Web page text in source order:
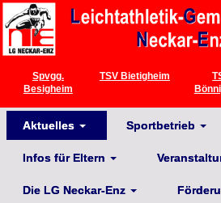
Spvgg.
Besigheim
TSV Bietigheim
Aktuelles Sportbetrieb
Infos für Eltern
Die LG Neckar-Enz